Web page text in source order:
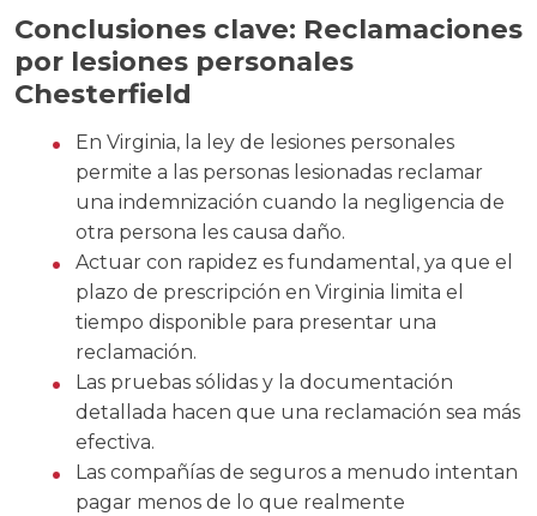
Conclusiones clave: Reclamaciones
por lesiones personales
Chesterfield
En Virginia, la ley de lesiones personales
permite a las personas lesionadas reclamar
una indemnización cuando la negligencia de
otra persona les causa daño.
Actuar con rapidez es fundamental, ya que el
plazo de prescripción en Virginia limita el
tiempo disponible para presentar una
reclamación.
Las pruebas sólidas y la documentación
detallada hacen que una reclamación sea más
efectiva.
Las compañías de seguros a menudo intentan
pagar menos de lo que realmente